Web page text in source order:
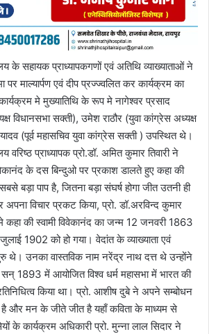
के सहायक प्राध्यापकगणों एवं अतिथि व्याख्याताओं ने
पर माल्यार्पण एवं दीप प्रज्ज्वलित कर कार्यक्रम का
मे मुख्यातिथि के रूप मे नागेश्वर प्रसाद
विधानसभा सक्ती), उमेश राठौर (युवा कांग्रेस अध्यक्ष
(पूर्व महासचिव युवा कांग्रेस सक्ती ) उपस्थित थे।
वरिष्ठ प्राध्यापक प्रो.डॉ. अमित कुमार तिवारी ने
के दस बिन्दुओ पर प्रकाश डालते हुए कहा की
बड़ा पाप है, जितना बड़ा संघर्ष होगा जीत उतनी ही
अपना विचार प्रकट किया, प्रो. डॉ.अरविन्द कुमार
की स्वामी विवेकानंद का जन्म 12 जनवरी 1863
1902 को हो गया। वेदांत के व्याख्याता एवं
थे। उनका वास्तविक नाम नरेंद्र नाथ दत्त थे उन्होंने
1893 में आयोजित विश्व धर्म महासभा में भारत की
किया था। प्रो. आशीष दुबे ने अपने सम्बोधन
है और मन के जीते जीत है यहाँ कविता के माध्यम से
के कार्यक्रम अधिकारी प्रो. मुन्ना लाल सिदार ने